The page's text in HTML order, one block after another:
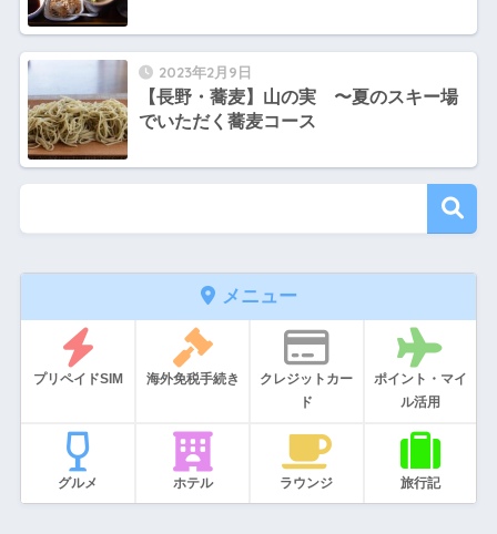
2023年2月9日
【長野・蕎麦】山の実 〜夏のスキー場
でいただく蕎麦コース
メニュー
プリペイドSIM 海外免税手続き
クレジットカー
ド
ポイント・マイ
ル活用
グルメ ホテル ラウンジ 旅行記